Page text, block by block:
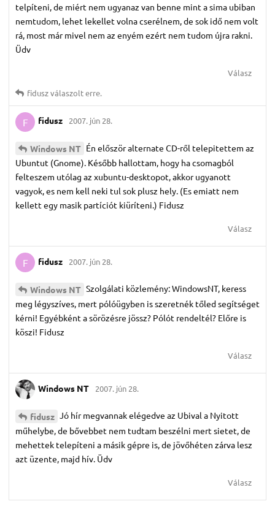
telpíteni, de miért nem ugyanaz van benne mint a sima ubiban
nemtudom, lehet lekellet volna cserélnem, de sok idő nem volt
rá, most már mivel nem az enyém ezért nem tudom újra rakni.
Üdv
Válasz
fiduszválaszolt erre.
F fidusz 2007. jún 28.
Windows NT Én először alternate CD-ről telepitettem az
Ubuntut (Gnome). Később hallottam, hogy ha csomagból
felteszem utólag az xubuntu-desktopot, akkor ugyanott
vagyok, es nem kell neki tul sok plusz hely. (Es emiatt nem
kellett egy masik partíciót kiüríteni.) Fidusz
Válasz
F fidusz 2007. jún 28.
Windows NT Szolgálati közlemény: WindowsNT, keress
meg légyszíves, mert pólóügyben is szeretnék tőled segítséget
kérni! Egyébként a sörözésre jössz? Pólót rendeltél? Előre is
köszi! Fidusz
Válasz
Windows NT 2007. jún 28.
fidusz Jó hír megvannak elégedve az Ubival a Nyitott
műhelybe, de bővebbet nem tudtam beszélni mert sietet, de
mehettek telepíteni a másik gépre is, de jövőhéten zárva lesz
azt üzente, majd hív. Üdv
Válasz